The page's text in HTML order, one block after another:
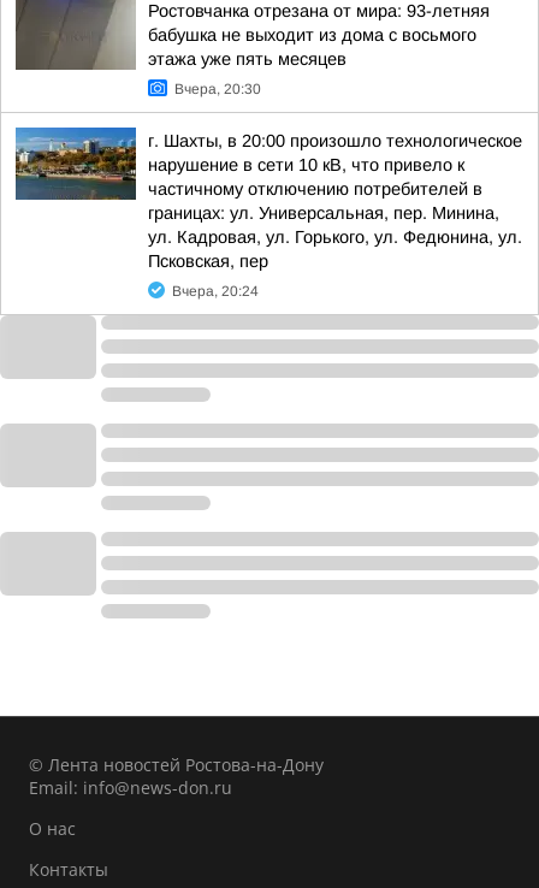
Ростовчанка отрезана от мира: 93-летняя
бабушка не выходит из дома с восьмого
этажа уже пять месяцев
Вчера, 20:30
г. Шахты, в 20:00 произошло технологическое
нарушение в сети 10 кВ, что привело к
частичному отключению потребителей в
границах: ул. Универсальная, пер. Минина,
ул. Кадровая, ул. Горького, ул. Федюнина, ул.
Псковская, пер
Вчера, 20:24
© Лента новостей Ростова-на-Дону
Email: info@news-don.ru
О нас
Контакты